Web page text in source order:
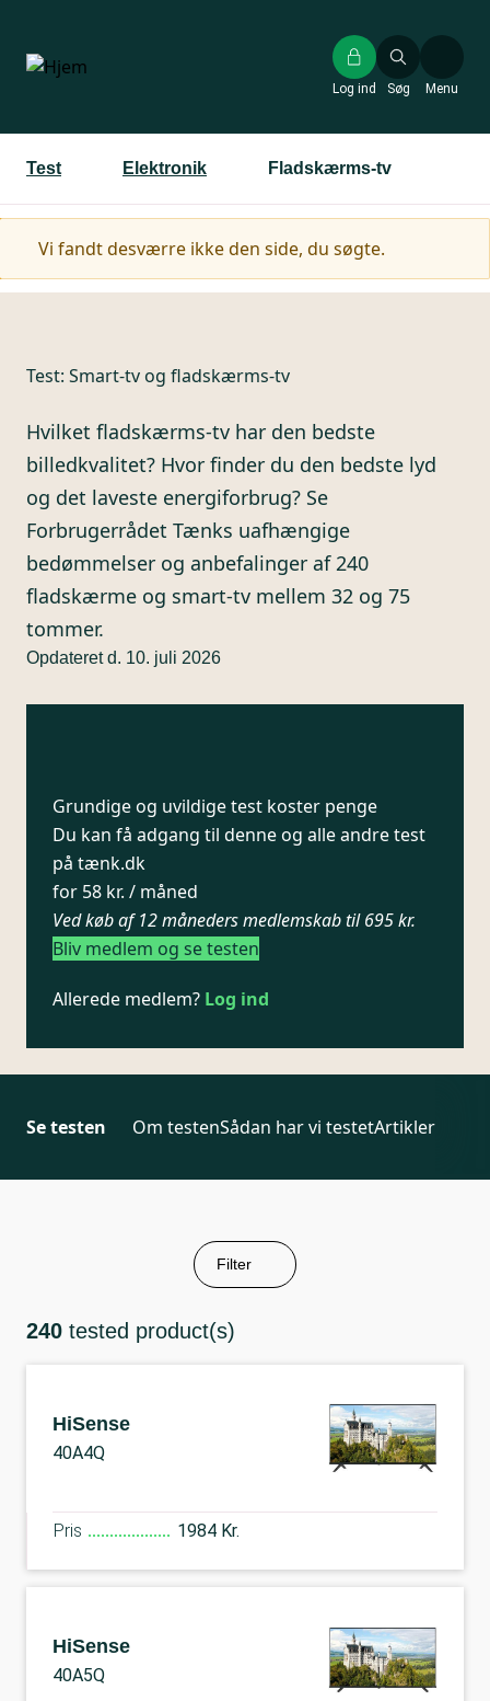
hovedindhold
Søg
Log ind Menu
Test Elektronik Fladskærms-tv
Advarselsmeddelelse
Vi fandt desværre ikke den side, du søgte.
Test: Smart-tv og fladskærms-tv
Hvilket fladskærms-tv har den bedste
billedkvalitet? Hvor finder du den bedste lyd
og det laveste energiforbrug? Se
Forbrugerrådet Tænks uafhængige
bedømmelser og anbefalinger af 240
fladskærme og smart-tv mellem 32 og 75
tommer.
Opdateret d. 10. juli 2026
Grundige og uvildige test koster penge
Du kan få adgang til denne og alle andre test
på tænk.dk
for 58 kr. / måned
Ved køb af 12 måneders medlemskab til 695 kr.
Bliv medlem og se testen
Allerede medlem? Log ind
Se testen Om testenSådan har vi testetArtikler
Filter
240 tested product(s)
HiSense
40A4Q
Pris 1984 Kr.
HiSense
40A5Q